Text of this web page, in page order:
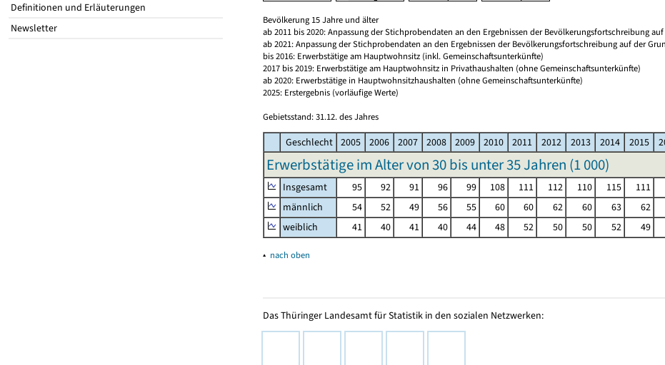
Definitionen und Erläuterungen
Newsletter
Bevölkerung 15 Jahre und älter
ab 2011 bis 2020: Anpassung der Stichprobendaten an den Ergebnissen der Bevölkerungsfortschreibung
ab 2021: Anpassung der Stichprobendaten an den Ergebnissen der Bevölkerungsfortschreibung auf der
bis 2016: Erwerbstätige am Hauptwohnsitz (inkl. Gemeinschaftsunterkünfte)
2017 bis 2019: Erwerbstätige am Hauptwohnsitz in Privathaushalten (ohne Gemeinschaftsunterkünfte)
ab 2020: Erwerbstätige in Hauptwohnsitzhaushalten (ohne Gemeinschaftsunterkünfte)
2025: Erstergebnis (vorläufige Werte)
Gebietsstand: 31.12. des Jahres
Geschlecht 2005 2006 2007 2008 2009 2010 2011 2012 2013 2014 2015
Erwerbstätige im Alter von 30 bis unter 35 Jahren (1 000)
Insgesamt 95 92 91 96 99 108 111 112 110 115 111
männlich
54 52 49 56 55 60 60 62 60 63 62
weiblich
41 40 41 40 44 48 52 50 50 52 49
▴ nach oben
Das Thüringer Landesamt für Statistik in den sozialen Netzwerken: